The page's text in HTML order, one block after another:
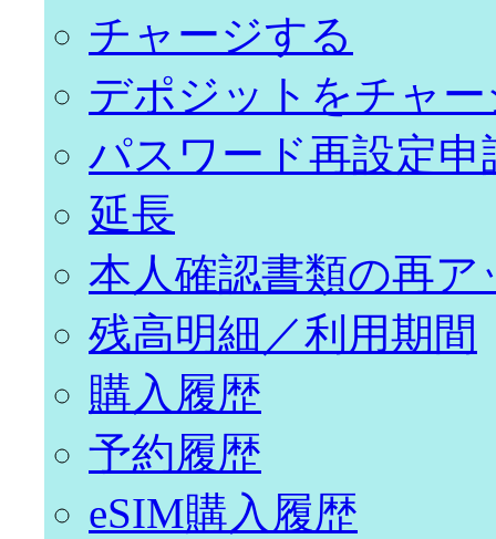
チャージする
デポジットをチャ
パスワード再設定申
延長
本人確認書類の再ア
残高明細／利用期間
購入履歴
予約履歴
eSIM購入履歴